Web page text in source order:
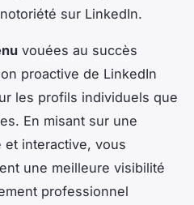
sur LinkedIn.
vouées au succès
proactive de LinkedIn
les profils individuels que
En misant sur une
et interactive, vous
une meilleure visibilité
professionnel